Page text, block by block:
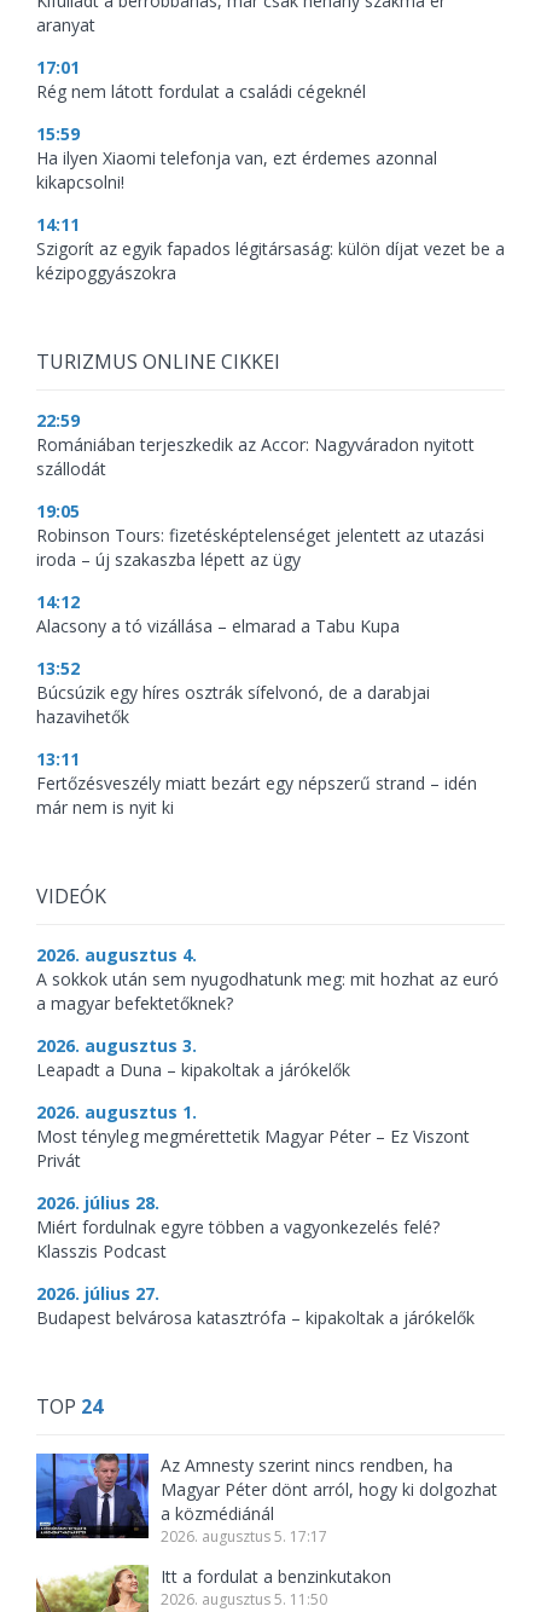
aranyat
17:01
Rég nem látott fordulat a családi cégeknél
15:59
Ha ilyen Xiaomi telefonja van, ezt érdemes azonnal
kikapcsolni!
14:11
Szigorít az egyik fapados légitársaság: külön díjat vezet be a
kézipoggyászokra
TURIZMUS ONLINE CIKKEI
22:59
Romániában terjeszkedik az Accor: Nagyváradon nyitott
szállodát
19:05
Robinson Tours: fizetésképtelenséget jelentett az utazási
iroda – új szakaszba lépett az ügy
14:12
Alacsony a tó vizállása – elmarad a Tabu Kupa
13:52
Búcsúzik egy híres osztrák sífelvonó, de a darabjai
hazavihetők
13:11
Fertőzésveszély miatt bezárt egy népszerű strand – idén
már nem is nyit ki
VIDEÓK
2026. augusztus 4.
A sokkok után sem nyugodhatunk meg: mit hozhat az euró
a magyar befektetőknek?
2026. augusztus 3.
Leapadt a Duna – kipakoltak a járókelők
2026. augusztus 1.
Most tényleg megmérettetik Magyar Péter – Ez Viszont
Privát
2026. július 28.
Miért fordulnak egyre többen a vagyonkezelés felé?
Klasszis Podcast
2026. július 27.
Budapest belvárosa katasztrófa – kipakoltak a járókelők
TOP 24
Az Amnesty szerint nincs rendben, ha
Magyar Péter dönt arról, hogy ki dolgozhat
a közmédiánál
2026. augusztus 5. 17:17
Itt a fordulat a benzinkutakon
2026. augusztus 5. 11:50